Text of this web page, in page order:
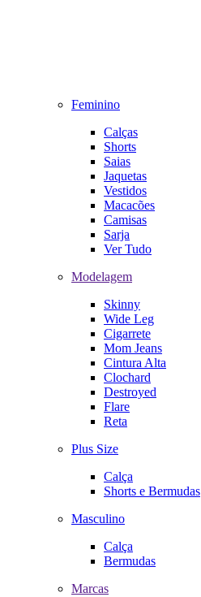
Feminino
Calças
Shorts
Saias
Jaquetas
Vestidos
Macacões
Camisas
Sarja
Ver Tudo
Modelagem
Skinny
Wide Leg
Cigarrete
Mom Jeans
Cintura Alta
Clochard
Destroyed
Flare
Reta
Plus Size
Calça
Shorts e Bermudas
Masculino
Calça
Bermudas
Marcas